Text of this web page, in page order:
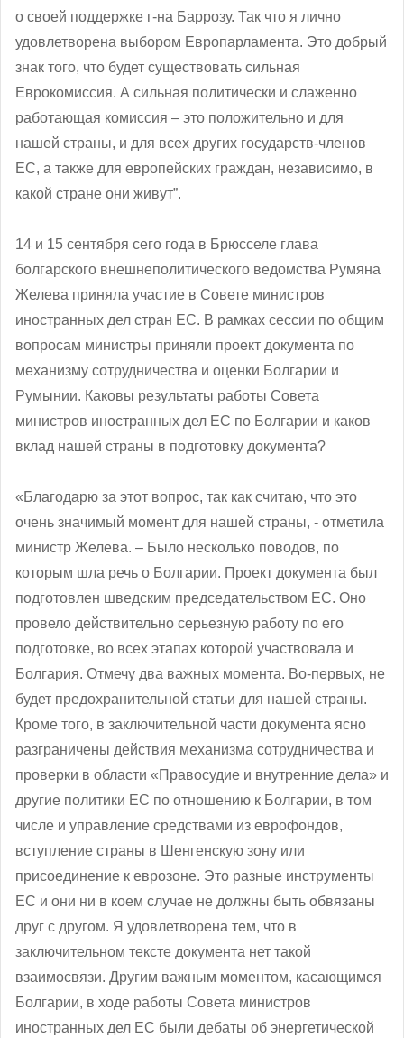
о своей поддержке г-на Баррозу. Так что я лично
удовлетворена выбором Европарламента. Это добрый
знак того, что будет существовать сильная
Еврокомиссия. А сильная политически и слаженно
работающая комиссия – это положительно и для
нашей страны, и для всех других государств-членов
ЕС, а также для европейских граждан, независимо, в
какой стране они живут”.
14 и 15 сентября сего года в Брюсселе глава
болгарского внешнеполитического ведомства Румяна
Желева приняла участие в Совете министров
иностранных дел стран ЕС. В рамках сессии по общим
вопросам министры приняли проект документа по
механизму сотрудничества и оценки Болгарии и
Румынии. Каковы результаты работы Совета
министров иностранных дел ЕС по Болгарии и каков
вклад нашей страны в подготовку документа?
«Благодарю за этот вопрос, так как считаю, что это
очень значимый момент для нашей страны, - отметила
министр Желева. – Было несколько поводов, по
которым шла речь о Болгарии. Проект документа был
подготовлен шведским председательством ЕС. Оно
провело действительно серьезную работу по его
подготовке, во всех этапах которой участвовала и
Болгария. Отмечу два важных момента. Во-первых, не
будет предохранительной статьи для нашей страны.
Кроме того, в заключительной части документа ясно
разграничены действия механизма сотрудничества и
проверки в области «Правосудие и внутренние дела» и
другие политики ЕС по отношению к Болгарии, в том
числе и управление средствами из еврофондов,
вступление страны в Шенгенскую зону или
присоединение к еврозоне. Это разные инструменты
ЕС и они ни в коем случае не должны быть обвязаны
друг с другом. Я удовлетворена тем, что в
заключительном тексте документа нет такой
взаимосвязи. Другим важным моментом, касающимся
Болгарии, в ходе работы Совета министров
иностранных дел ЕС были дебаты об энергетической